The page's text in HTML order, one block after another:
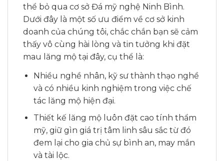
thể bỏ qua cơ sở Đá mỹ nghệ Ninh Bình.
Dưới đây là một số ưu điểm về cơ sở kinh
doanh của chúng tôi, chắc chắn bạn sẽ cảm
thấy vô cùng hài lòng và tin tưởng khi đặt
mau lăng mộ tại đây, cụ thể là:
Nhiều nghề nhân, kỹ sư thành thạo nghề
và có nhiều kinh nghiệm trong việc chế
tác lăng mộ hiện đại.
Thiết kế lăng mộ luôn đặt cao tính thẩm
mỹ, giữ gìn giá trị tâm linh sâu sắc từ đó
đem lại cho gia chủ sự bình an, may mắn
và tài lộc.